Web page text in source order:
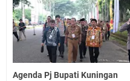
Agenda Pj Bupati Kuningan